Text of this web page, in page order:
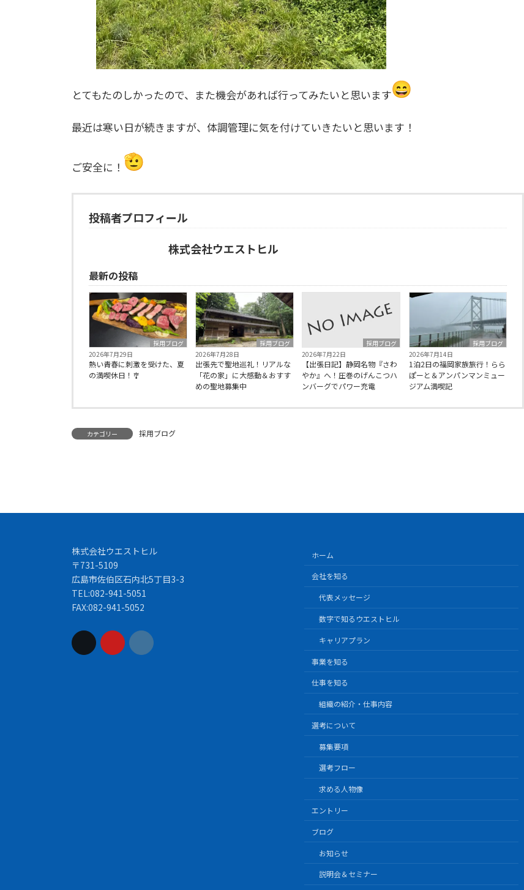
とてもたのしかったので、また機会があれば行ってみたいと思います
最近は寒い日が続きますが、体調管理に気を付けていきたいと思います！
ご安全に！
投稿者プロフィール
株式会社ウエストヒル
最新の投稿
採用ブログ
2026年7月29日
熱い青春に刺激を受けた、夏
の満喫休日！🎐
採用ブログ
2026年7月28日
出張先で聖地巡礼！リアルな
「花の家」に大感動＆おすす
めの聖地募集中
採用ブログ
2026年7月22日
【出張日記】静岡名物『さわ
やか』へ！圧巻のげんこつハ
ンバーグでパワー充電
採用ブログ
2026年7月14日
1泊2日の福岡家族旅行！らら
ぽーと＆アンパンマンミュー
ジアム満喫記
カテゴリー 採用ブログ
株式会社ウエストヒル
〒731-5109
広島市佐伯区石内北5丁目3-3
TEL:082-941-5051
FAX:082-941-5052
ホーム
会社を知る
代表メッセージ
数字で知るウエストヒル
キャリアプラン
事業を知る
仕事を知る
組織の紹介・仕事内容
選考について
募集要項
選考フロー
求める人物像
エントリー
ブログ
お知らせ
説明会＆セミナー